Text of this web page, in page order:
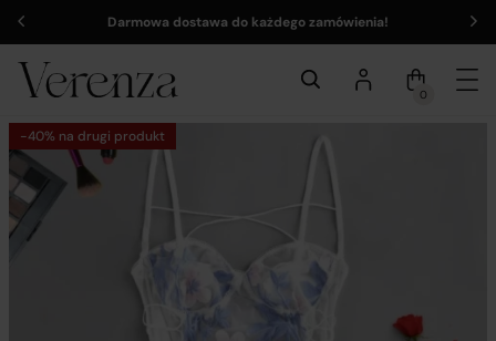
Darmowa dostawa do każdego zamówienia!
0
-40% na drugi produkt